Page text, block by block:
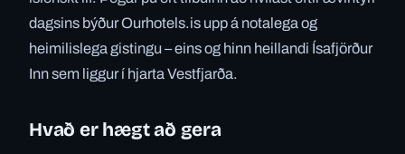
dagsins býður Ourhotels.is upp á notalega og
heimilislega gistingu – eins og hinn heillandi Ísafjörður
Inn sem liggur í hjarta Vestfjarða.
Hvað er hægt að gera